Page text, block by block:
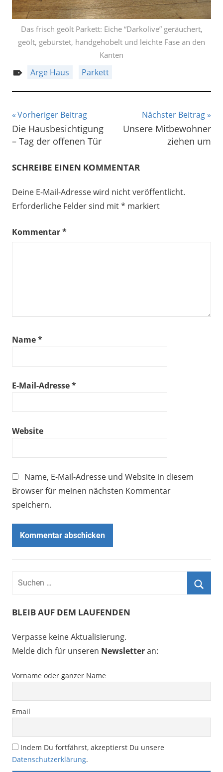
Das frisch geölt Parkett: Eiche “Darkolive” geräuchert,
geölt, gebürstet, handgehobelt und leichte Fase an den
Kanten
Arge Haus Parkett
Beitragsnavigation
Vorheriger Beitrag
Die Hausbesichtigung
– Tag der offenen Tür
Nächster Beitrag
Unsere Mitbewohner
ziehen um
SCHREIBE EINEN KOMMENTAR
Deine E-Mail-Adresse wird nicht veröffentlicht.
Erforderliche Felder sind mit* markiert
Kommentar*
Name*
E-Mail-Adresse*
Website
Name, E-Mail-Adresse und Website in diesem
Browser für meinen nächsten Kommentar
speichern.
BLEIB AUF DEM LAUFENDEN
Verpasse keine Aktualisierung.
Melde dich für unseren Newsletteran:
Vorname oder ganzer Name
Email
Indem Du fortfährst, akzeptierst Du unsere
Datenschutzerklärung.